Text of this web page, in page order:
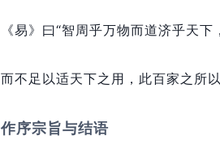
《易》曰“智周乎万物而道济乎天下，
而不足以适天下之用， 此百家之所
作序宗旨与结语